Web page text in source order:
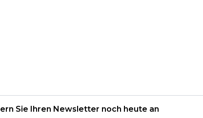
Sie Ihren Newsletter noch heute an